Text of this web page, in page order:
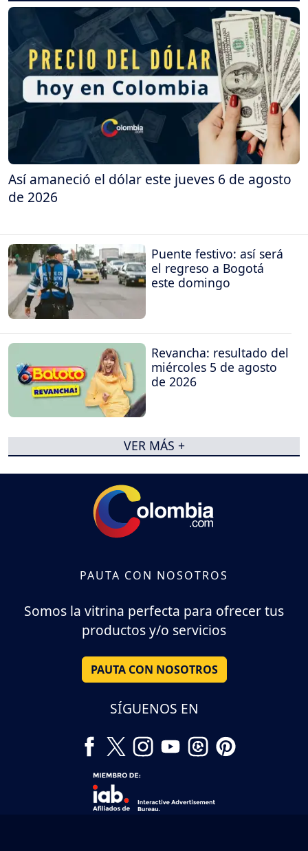
Así amaneció el dólar este jueves 6 de agosto
de 2026
Puente festivo: así será
el regreso a Bogotá
este domingo
Revancha: resultado del
miércoles 5 de agosto
de 2026
VER MÁS +
PAUTA CON NOSOTROS
Somos la vitrina perfecta para ofrecer tus
productos y/o servicios
PAUTA CON NOSOTROS
SÍGUENOS EN